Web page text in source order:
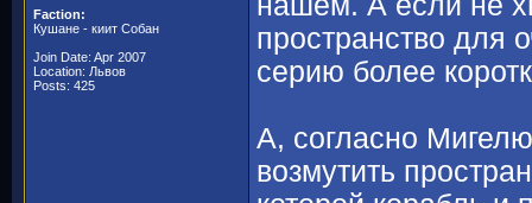
Faction:
Кушане - киит Собан
Join Date: Apr 2007
Location: Львов
Posts: 425
пространство для
серию более
А, согласно
возмутить